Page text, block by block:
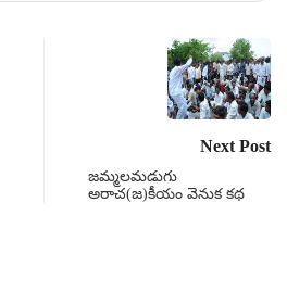
Next Post
జమ్మలమడుగు
అరాచ(జ)కీయం వెనుక కథ